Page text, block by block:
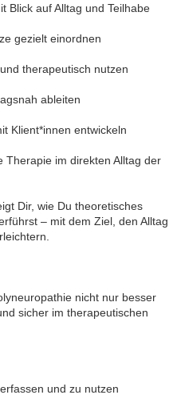
Blick auf Alltag und Teilhabe
gezielt einordnen
therapeutisch nutzen
ableiten
Klient*innen entwickeln
Therapie im direkten Alltag der
Dir, wie Du theoretisches
– mit dem Ziel, den Alltag
nicht nur besser
sicher im therapeutischen
und zu nutzen